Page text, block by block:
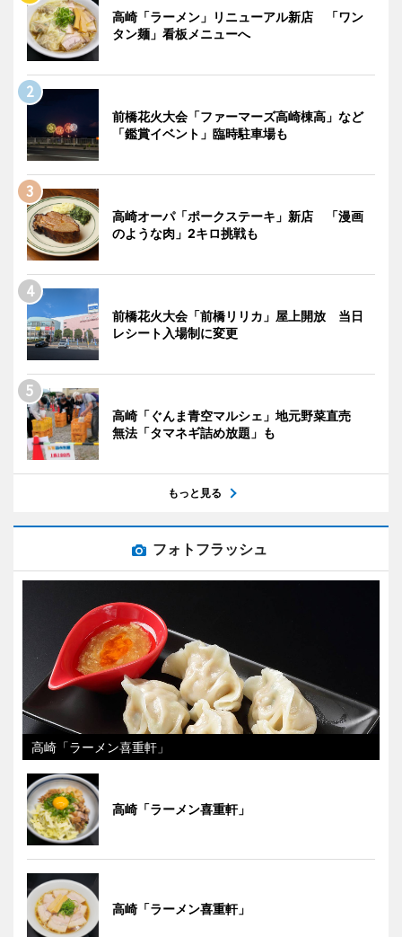
高崎「ラーメン」リニューアル新店 「ワン
タン麺」看板メニューへ
前橋花火大会「ファーマーズ高崎棟高」など
「鑑賞イベント」臨時駐車場も
高崎オーパ「ポークステーキ」新店 「漫画
のような肉」2キロ挑戦も
前橋花火大会「前橋リリカ」屋上開放 当日
レシート入場制に変更
高崎「ぐんま青空マルシェ」地元野菜直売
無法「タマネギ詰め放題」も
もっと見る
フォトフラッシュ
高崎「ラーメン喜重軒」
高崎「ラーメン喜重軒」
高崎「ラーメン喜重軒」